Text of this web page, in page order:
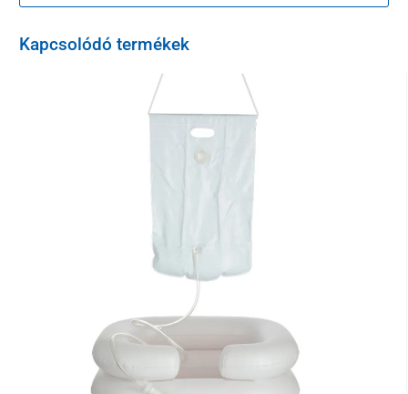
26 mm
Kapcsolódó termékek